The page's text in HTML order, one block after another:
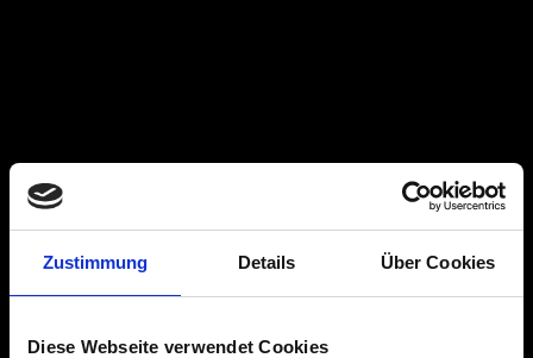
Zustimmung Details Über Cookies
Diese Webseite verwendet Cookies